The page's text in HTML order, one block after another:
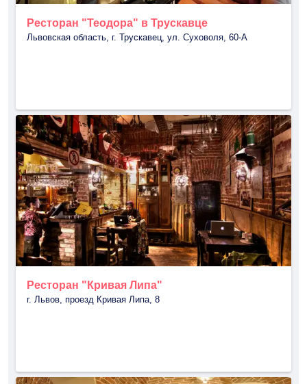
Ресторан "Теодора" в Трускавце
Львовская область, г. Трускавец, ул. Суховоля, 60-А
Ресторан "Кривая Липа"
г. Львов, проезд Кривая Липа, 8